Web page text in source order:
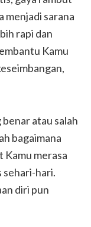
menjadi sarana
rapi dan
Kamu
atau salah
bagaimana
merasa
sehari-hari.
diri pun